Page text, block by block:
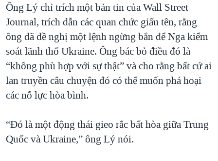
Ông Lý chỉ trích một bản tin của Wall Street
Journal, trích dẫn các quan chức giấu tên, rằng
ông đã đề nghị một lệnh ngừng bắn để Nga kiểm
soát lãnh thổ Ukraine. Ông bác bỏ điều đó là
“không phù hợp với sự thật” và cho rằng bất cứ ai
lan truyền câu chuyện đó có thể muốn phá hoại
các nỗ lực hòa bình.
“Đó là một động thái gieo rắc bất hòa giữa Trung
Quốc và Ukraine,” ông Lý nói.